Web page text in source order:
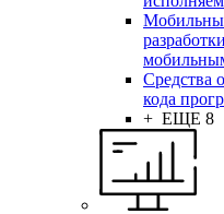
Средства
кода
+ ЕЩЕ 8